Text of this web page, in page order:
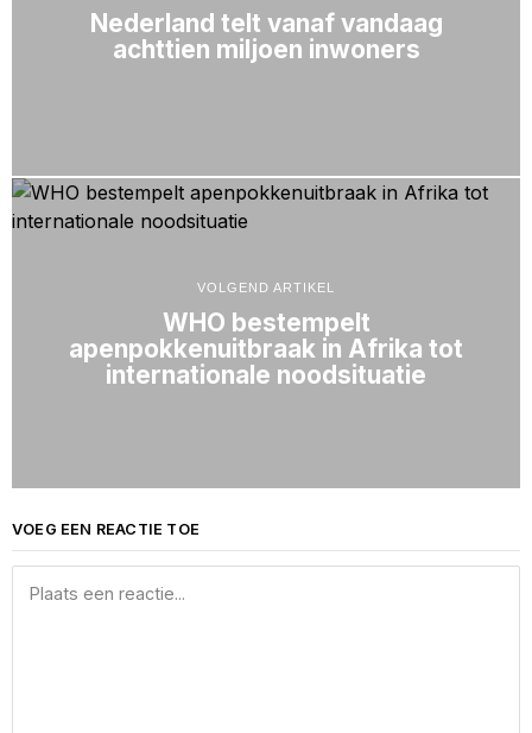
Nederland telt vanaf vandaag
achttien miljoen inwoners
VOLGEND ARTIKEL
WHO bestempelt
apenpokkenuitbraak in Afrika tot
internationale noodsituatie
VOEG EEN REACTIE TOE